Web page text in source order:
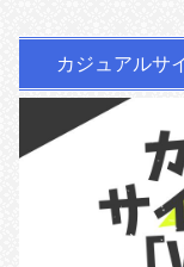
カジュアルサ